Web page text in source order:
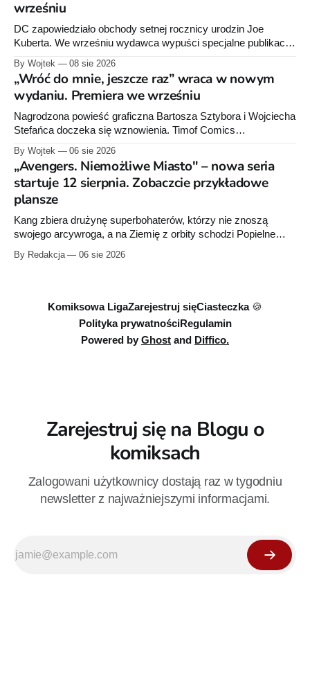
wrześniu
DC zapowiedziało obchody setnej rocznicy urodzin Joe
Kuberta. We wrześniu wydawca wypuści specjalne publikacje
sprzedaży niemal dokładnie w dniu jego urodzin.
By Wojtek 08 sie 2026
„Wróć do mnie, jeszcze raz” wraca w nowym
wydaniu. Premiera we wrześniu
Nagrodzona powieść graficzna Bartosza Sztybora i Wojciecha
Stefańca doczeka się wznowienia. Timof Comics
raz”, którego pierwsze wydanie ukazało się w 2015 roku.
By Wojtek 06 sie 2026
„Avengers. Niemożliwe Miasto" – nowa seria
startuje 12 sierpnia. Zobaczcie przykładowe
plansze
Kang zbiera drużynę superbohaterów, którzy nie znoszą
swojego arcywroga, a na Ziemię z orbity schodzi Popielne
serii Avengers autorstwa Jeda MacKaya trafia do sklepów 12
By Redakcja 06 sie 2026
Komiksowa LigaZarejestruj sięCiasteczka 🍪
Polityka prywatnościRegulamin
Powered by Ghost and Diffico.
Zarejestruj się na Blogu o
komiksach
Zalogowani użytkownicy dostają raz w tygodniu
newsletter z najważniejszymi informacjami.